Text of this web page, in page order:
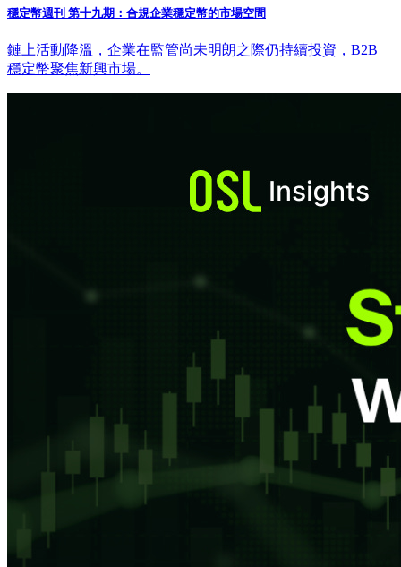
穩定幣週刊 第十九期：合規企業穩定幣的市場空間
鏈上活動降溫，企業在監管尚未明朗之際仍持續投資，B2B
穩定幣聚焦新興市場。